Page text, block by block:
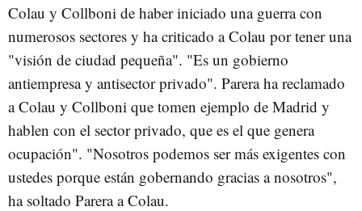
Colau y Collboni de haber iniciado una guerra con
numerosos sectores y ha criticado a Colau por tener una
"visión de ciudad pequeña". "Es un gobierno
antiempresa y antisector privado". Parera ha reclamado
a Colau y Collboni que tomen ejemplo de Madrid y
hablen con el sector privado, que es el que genera
ocupación". "Nosotros podemos ser más exigentes con
ustedes porque están gobernando gracias a nosotros",
ha soltado Parera a Colau.